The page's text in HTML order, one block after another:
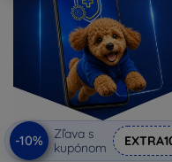
-10%
Zľava s
kupónom